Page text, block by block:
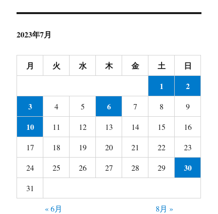
ン
2023年7月
月 火 水 木 金 土
日
1
2
3
4 5 6 7 8 9
10 11 12 13 14 15
16
17
18 19 20 21 22
23
24
25 26 27 28 29 30
31
« 6月
8月 »